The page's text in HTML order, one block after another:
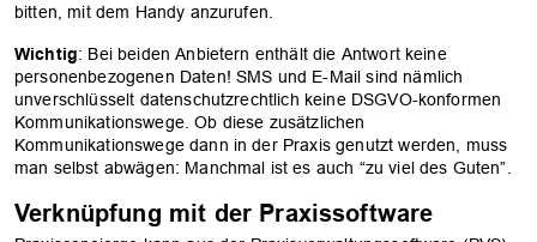
bitten, mit dem Handy anzurufen.
Wichtig: Bei beiden Anbietern enthält die Antwort keine
personenbezogenen Daten! SMS und E-Mail sind nämlich
unverschlüsselt datenschutzrechtlich keine DSGVO-konformen
Kommunikationswege. Ob diese zusätzlichen
Kommunikationswege dann in der Praxis genutzt werden, muss
man selbst abwägen: Manchmal ist es auch “zu viel des Guten”.
Verknüpfung mit der Praxissoftware